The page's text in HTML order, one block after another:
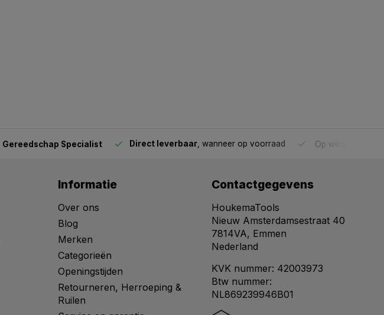
Gereedschap Specialist Direct leverbaar , wanneer op voorraad Op werkdagen
Informatie
Over ons
Blog
Merken
Categorieën
Openingstijden
Retourneren, Herroeping &
Ruilen
Contactgegevens
HoukemaTools
Nieuw Amsterdamsestraat 40
7814VA, Emmen
Nederland
KVK nummer: 42003973
Btw nummer:
NL869239946B01